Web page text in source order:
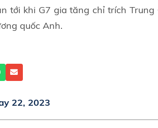
tới khi G7 gia tăng chỉ trích Trung
quốc Anh.
22, 2023